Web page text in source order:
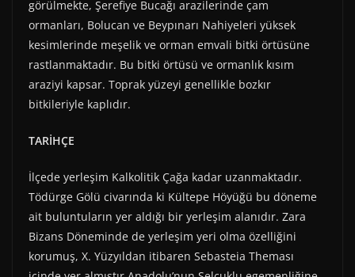
görülmekte, Şerefiye Bucağı arazilerinde çam
ormanları, Bolucan ve Beypınarı Nahiyeleri yüksek
kesimlerinde meşelik ve orman emvali bitki örtüsüne
rastlanmaktadır. Bu bitki örtüsü ve ormanlık kısım
araziyi kapsar. Toprak yüzeyi genellikle bozkır
bitkileriyle kaplıdır.
TARİHÇE
İlçede yerleşim Kalkolitik Çağa kadar uzanmaktadır.
Tödürge Gölü civarında ki Kültepe Höyüğü bu döneme
ait buluntuların yer aldığı bir yerleşim alanıdır. Zara
Bizans Döneminde de yerleşim yeri olma özelliğini
korumuş, X. Yüzyıldan itibaren Sebasteia Theması